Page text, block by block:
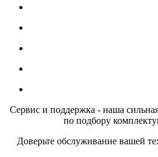
Сервис и поддержка - наша
по подбору
Доверьте обслуживание вашей